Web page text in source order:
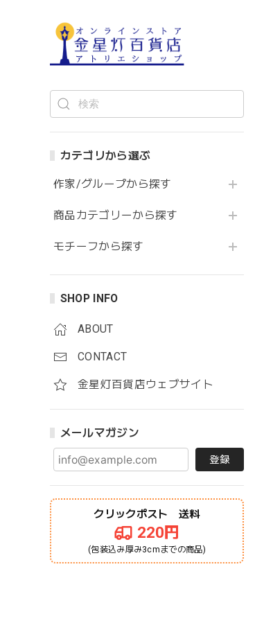
カテゴリから選ぶ
作家/グループから探す
商品カテゴリーから探す
モチーフから探す
SHOP INFO
ABOUT
CONTACT
金星灯百貨店ウェブサイト
メールマガジン
登録
クリックポスト 送料
220円
(包装込み厚み3cmまでの商品)